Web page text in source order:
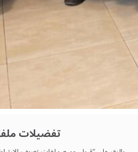
تفضيلات
في قطاع إدارة المرافق في